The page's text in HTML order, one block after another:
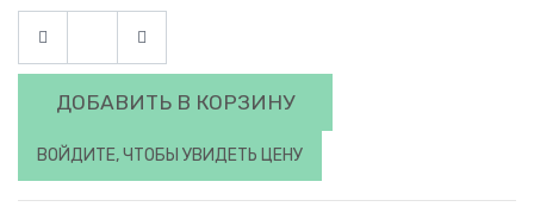
ДОБАВИТЬ В КОРЗИНУ
ВОЙДИТЕ, ЧТОБЫ УВИДЕТЬ ЦЕНУ